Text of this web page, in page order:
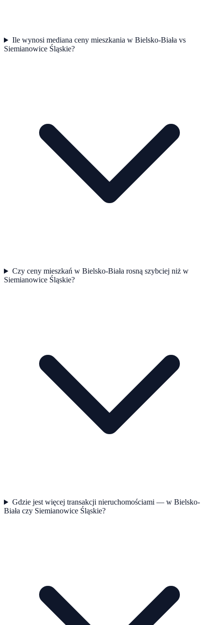
Ile wynosi mediana ceny mieszkania w Bielsko-Biała vs
Siemianowice Śląskie?
Czy ceny mieszkań w Bielsko-Biała rosną szybciej niż w
Siemianowice Śląskie?
Gdzie jest więcej transakcji nieruchomościami — w Bielsko-
Biała czy Siemianowice Śląskie?